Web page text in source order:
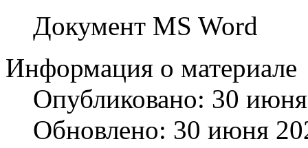
Документ MS Word
Информация о материале
Опубликовано: 30
Обновлено: 30 июня